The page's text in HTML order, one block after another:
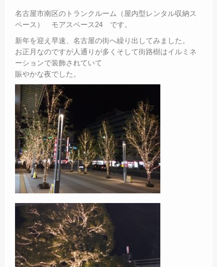
名古屋市南区のトランクルーム（屋内型レンタル収納ス
ペース） モアスペース24 です。
新年を迎え早速、名古屋の街へ繰り出してみました。
お正月なのですが人通りが多くそして街路樹はイルミネ
ーションで装飾されていて
賑やかな夜でした。